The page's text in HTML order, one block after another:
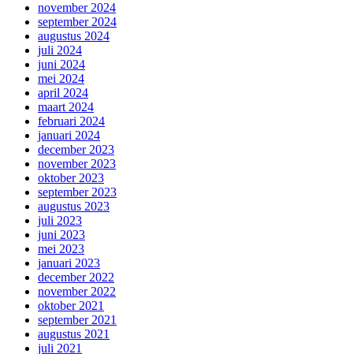
november 2024
september 2024
augustus 2024
juli 2024
juni 2024
mei 2024
april 2024
maart 2024
februari 2024
januari 2024
december 2023
november 2023
oktober 2023
september 2023
augustus 2023
juli 2023
juni 2023
mei 2023
januari 2023
december 2022
november 2022
oktober 2021
september 2021
augustus 2021
juli 2021